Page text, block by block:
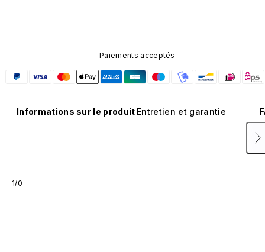
Paiements acceptés
Informations sur le produit Entretien et garantie
1/0